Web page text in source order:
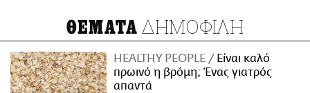
ΘΕΜΑΤΑ ΔΗΜΟΦΙΛΗ
HEALTHY PEOPLE
Είναι καλό
πρωινό η βρόμη; Ένας γιατρός
απαντά